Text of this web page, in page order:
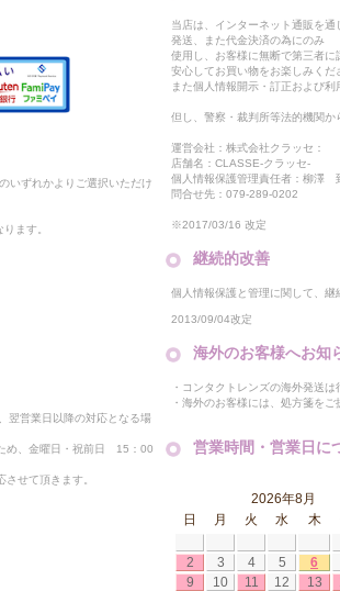
いずれかよりご選択いただけ
ます。
翌営業日以降の対応となる場
め、金曜日・祝前日 15：00
せて頂きます。
当店は、インターネット通販を
発送、また代金決済の為にのみ
使用し、お客様に無断で第三者に
安心してお買い物をお楽しみくだ
また個人情報開示・訂正および
但し、警察・裁判所等法的機関か
運営会社：株式会社クラッセ：
店舗名：CLASSE-クラッセ-
個人情報保護管理責任者：柳澤
問合せ先：079-289-0202
※2017/03/16 改定
継続的改善
個人情報保護と管理に関して、継
2013/09/04改定
海外のお客様へお知
・コンタクトレンズの海外発送は
・海外のお客様には、処方箋を
営業時間・営業日に
2026年8月
日
月 火 水 木
2
3 4 5 6
9
10 11 12 13